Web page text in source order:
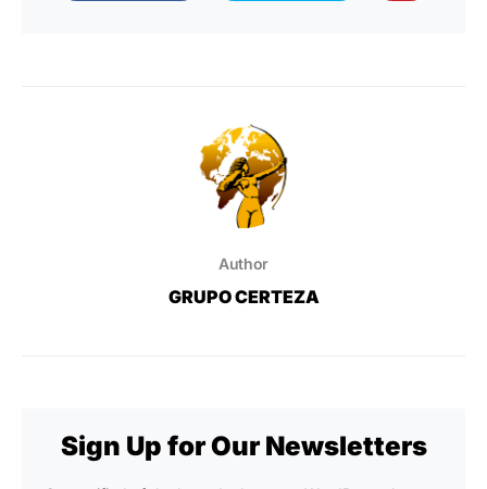
Author
GRUPO CERTEZA
Sign Up for Our Newsletters